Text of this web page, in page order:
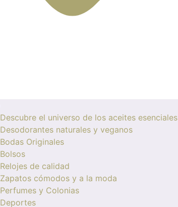
Descubre el universo de los aceites esenciales
Desodorantes naturales y veganos
Bodas Originales
Bolsos
Relojes de calidad
Zapatos cómodos y a la moda
Perfumes y Colonias
Deportes